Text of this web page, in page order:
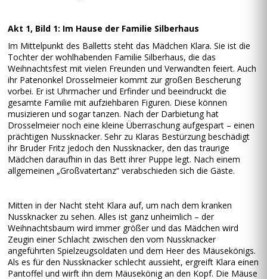
Akt 1, Bild 1: Im Hause der Familie Silberhaus
Im Mittelpunkt des Balletts steht das Mädchen Klara. Sie ist die
Tochter der wohlhabenden Familie Silberhaus, die das
Weihnachtsfest mit vielen Freunden und Verwandten feiert. Auch
ihr Patenonkel Drosselmeier kommt zur großen Bescherung
vorbei. Er ist Uhrmacher und Erfinder und beeindruckt die
gesamte Familie mit aufziehbaren Figuren. Diese können
musizieren und sogar tanzen. Nach der Darbietung hat
Drosselmeier noch eine kleine Überraschung aufgespart – einen
prächtigen Nussknacker. Sehr zu Klaras Bestürzung beschädigt
ihr Bruder Fritz jedoch den Nussknacker, den das traurige
Mädchen daraufhin in das Bett ihrer Puppe legt. Nach einem
allgemeinen „Großvatertanz“ verabschieden sich die Gäste.
Mitten in der Nacht steht Klara auf, um nach dem kranken
Nussknacker zu sehen. Alles ist ganz unheimlich – der
Weihnachtsbaum wird immer größer und das Mädchen wird
Zeugin einer Schlacht zwischen den vom Nussknacker
angeführten Spielzeugsoldaten und dem Heer des Mäusekönigs.
Als es für den Nussknacker schlecht aussieht, ergreift Klara einen
Pantoffel und wirft ihn dem Mäusekönig an den Kopf. Die Mäuse